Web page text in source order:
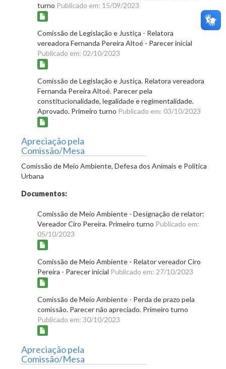
turno Publicado em: 15/09/2023
Comissão de Legislação e Justiça - Relatora
vereadora Fernanda Pereira Altoé - Parecer inicial
Publicado em: 02/10/2023
Comissão de Legislação e Justiça. Relatora vereadora
Fernanda Pereira Altoé. Parecer pela
constitucionalidade, legalidade e regimentalidade.
Aprovado. Primeiro turno Publicado em: 03/10/2023
Apreciação pela
Comissão/Mesa
Comissão de Meio Ambiente, Defesa dos Animais e Política
Urbana
Documentos:
Comissão de Meio Ambiente - Designação de relator:
Vereador Ciro Pereira. Primeiro turno Publicado em:
05/10/2023
Comissão de Meio Ambiente - Relator vereador Ciro
Pereira - Parecer inicial Publicado em: 27/10/2023
Comissão de Meio Ambiente - Perda de prazo pela
comissão. Parecer não apreciado. Primeiro turno
Publicado em: 30/10/2023
Apreciação pela
Comissão/Mesa